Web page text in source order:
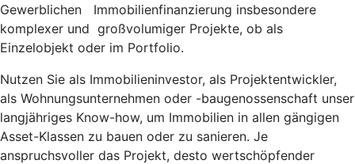
Gewerblichen Immobilienfinanzierung insbesondere
komplexer und großvolumiger Projekte, ob als
Einzelobjekt oder im Portfolio.
Nutzen Sie als Immobilieninvestor, als Projektentwickler,
als Wohnungsunternehmen oder -baugenossenschaft unser
langjähriges Know-how, um Immobilien in allen gängigen
Asset-Klassen zu bauen oder zu sanieren. Je
anspruchsvoller das Projekt, desto wertschöpfender